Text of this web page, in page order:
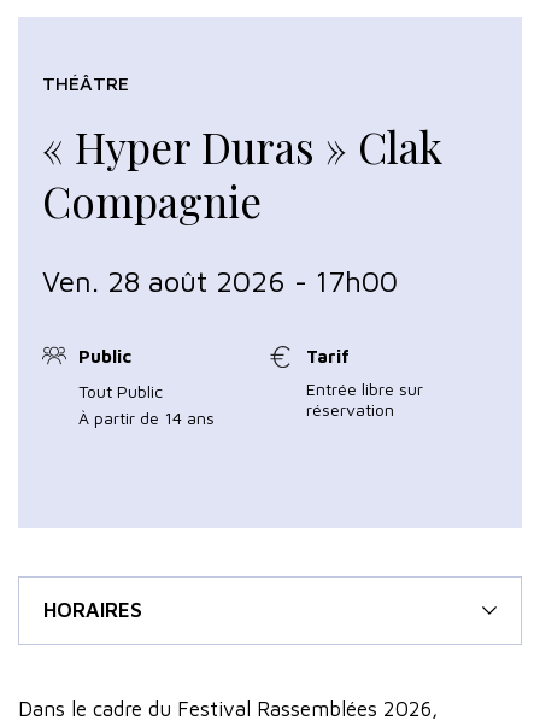
« Hyper Duras » Clak
Compagnie
THÉÂTRE
Ven. 28 août 2026 - 17h00
Public
Tout Public
À partir de 14 ans
Tarif
Entrée libre sur
réservation
HORAIRES
Dans le cadre du Festival Rassemblées 2026,